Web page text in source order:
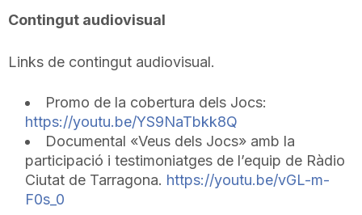
Contingut audiovisual
Links de contingut audiovisual.
Promo de la cobertura dels Jocs:
https://youtu.be/YS9NaTbkk8Q
Documental «Veus dels Jocs» amb la
participació i testimoniatges de l’equip de Ràdio
Ciutat de Tarragona. https://youtu.be/vGL-m-
F0s_0